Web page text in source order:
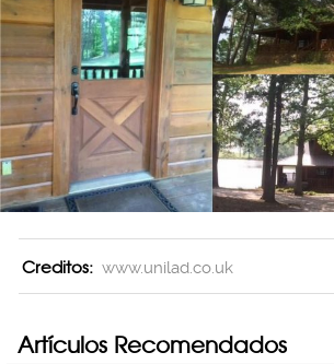
Creditos: www.unilad.co.uk
Artículos Recomendados